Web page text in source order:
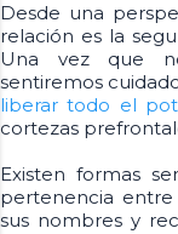
Desde una
relación es la
Una vez que
sentiremos
liberar todo el
cortezas
Existen formas
pertenencia entre
sus nombres y